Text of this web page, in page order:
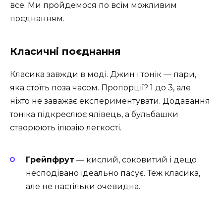
все. Ми пройдемося по всім можливим
поєднанням.
Класичні поєднання
Класика завжди в моді. Джин і тонік — пари,
яка стоїть поза часом. Пропорції? 1 до 3, але
ніхто не заважає експериментувати. Додавання
тоніка підкреслює ялівець, а бульбашки
створюють ілюзію легкості.
Грейпфрут — кислий, соковитий і дещо
несподівано ідеально пасує. Теж класика,
але не настільки очевидна.